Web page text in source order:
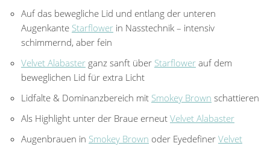
Auf das bewegliche Lid und entlang der unteren
Augenkante Starflower in Nasstechnik – intensiv
schimmernd, aber fein
Velvet Alabaster ganz sanft über Starflower auf dem
beweglichen Lid für extra Licht
Lidfalte & Dominanzbereich mit Smokey Brown schattieren
Als Highlight unter der Braue erneut Velvet Alabaster
Augenbrauen in Smokey Brown oder Eyedefiner Velvet